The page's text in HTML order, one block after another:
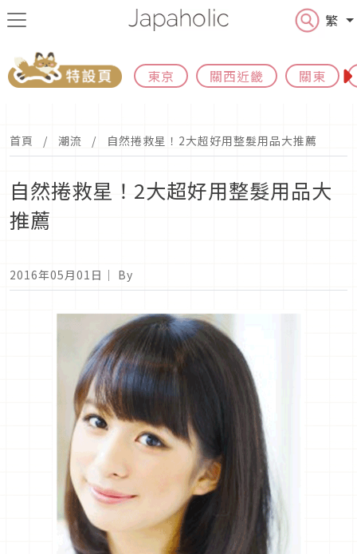
繁
東京 關西近畿 關東
首頁 潮流 自然捲救星！2大超好用整髮用品大推薦
自然捲救星！2大超好用整髮用品大
推薦
2016年05月01日 ｜ By